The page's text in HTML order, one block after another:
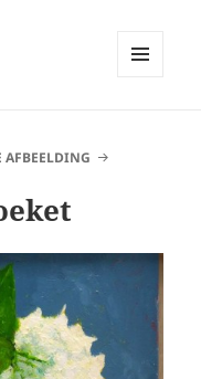
AFBEELDING